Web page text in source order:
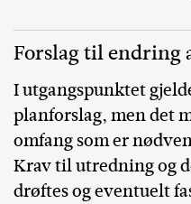
Forslag til endring
I utgangspunktet
planforslag, men det
omfang som er
Krav til utredning og
drøftes og eventuelt